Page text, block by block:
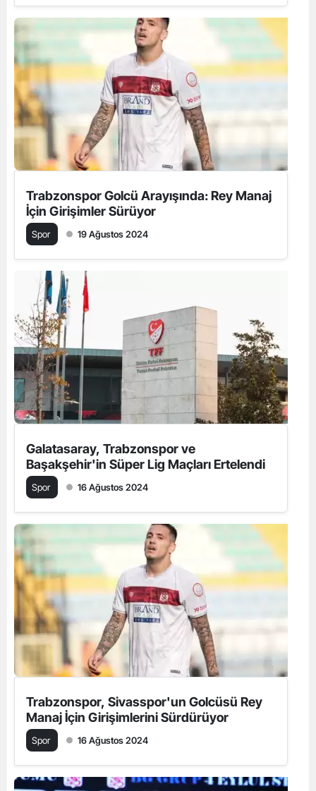
Trabzonspor Golcü Arayışında: Rey Manaj
İçin Girişimler Sürüyor
Spor 19 Ağustos 2024
Galatasaray, Trabzonspor ve
Başakşehir'in Süper Lig Maçları Ertelendi
Spor 16 Ağustos 2024
Trabzonspor, Sivasspor'un Golcüsü Rey
Manaj İçin Girişimlerini Sürdürüyor
Spor 16 Ağustos 2024